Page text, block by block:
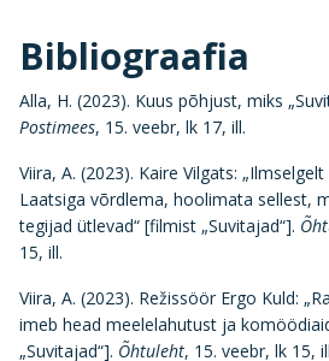
Bibliograafia
Alla, H. (2023). Kuus põhjust, miks
Postimees, 15. veebr, lk 17, ill.
Viira, A. (2023). Kaire Vilgats:
Laatsiga võrdlema, hoolimata sellest,
tegijad ütlevad“ [filmist „Suvitajad“].
15, ill.
Viira, A. (2023). Režissöör Ergo Kuld:
imeb head meelelahutust ja
„Suvitajad“]. Õhtuleht, 15. veebr, lk 15,